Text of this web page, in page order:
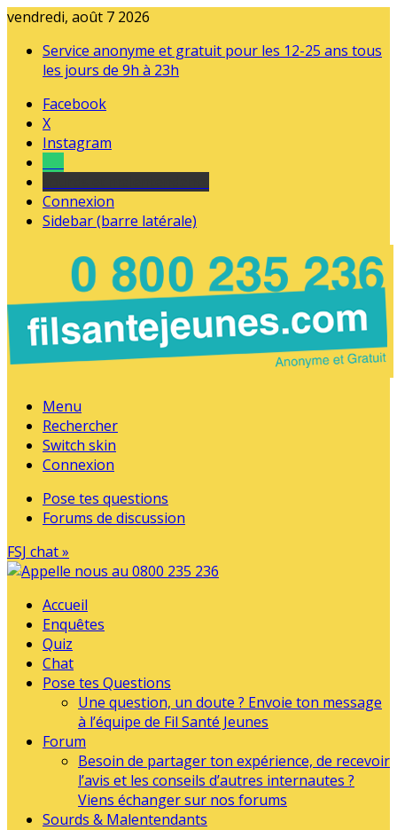
vendredi, août 7 2026
Service anonyme et gratuit pour les 12-25 ans tous
les jours de 9h à 23h
Facebook
X
Instagram
Connexion
Sidebar (barre latérale)
Menu
Rechercher
Switch skin
Connexion
Pose tes questions
Forums de discussion
FSJ chat »
Accueil
Enquêtes
Quiz
Chat
Pose tes Questions
Une question, un doute ? Envoie ton message
à l’équipe de Fil Santé Jeunes
Forum
Besoin de partager ton expérience, de recevoir
l’avis et les conseils d’autres internautes ?
Viens échanger sur nos forums
Sourds & Malentendants